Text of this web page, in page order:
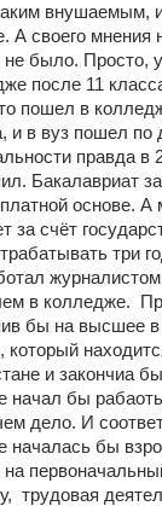
внушаемым,
А своего мнения
не было. Просто,
после 11
пошел в
и в вуз пошел по
правда в
Бакалавриат
основе. А
за счёт
три
в колледже.
бы на высшее
который
и закончиа
начал бы
дело. И
началась бы
на
трудовая